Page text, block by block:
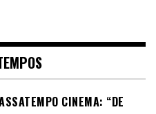
CINEMA: “DE